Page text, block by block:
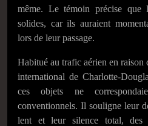
même. Le témoin précise que
solides, car ils auraient
lors de leur passage.
Habitué au trafic aérien en raison
international de Charlotte-
ces objets ne
conventionnels. Il souligne leur
lent et leur silence total, des